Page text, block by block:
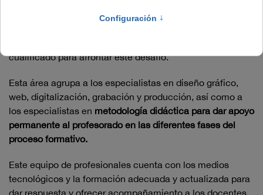
línea enriquecida con contenidos y recursos digitales
cualificado para afrontar este desafío.
Esta área agrupa a los especialistas en diseño gráfico,
web, digitalización, grabación y producción, así como a
los especialistas en metodología didáctica para dar apoyo
permanente al profesorado en las diferentes fases del
proceso formativo.
Este equipo de profesionales cuenta con los medios
tecnológicos y la formación adecuada y actualizada para
dar respuesta y ofrecer acompañamiento a los docentes,